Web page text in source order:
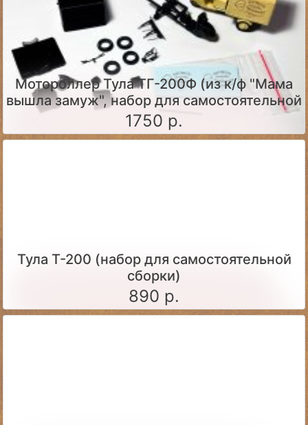
Мотороллер Тула ТГ-200Ф (из к/ф "Мама
вышла замуж", набор для самостоятельной
сборки)
1750 р.
Тула Т-200 (набор для самостоятельной
сборки)
890 р.